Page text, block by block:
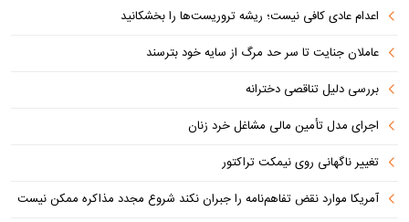
اعدام عادی کافی نیست؛ ریشه تروریست‌ها را بخشکانید
عاملان جنایت تا سر حد مرگ از سایه خود بترسند
بررسی دلیل تناقصی دخترانه
اجرای مدل تأمین مالی مشاغل خرد زنان
تغییر ناگهانی روی نیمکت تراکتور
آمریکا موارد نقض تفاهم‌نامه را جبران نکند شروع مجدد مذاکره ممکن نیست